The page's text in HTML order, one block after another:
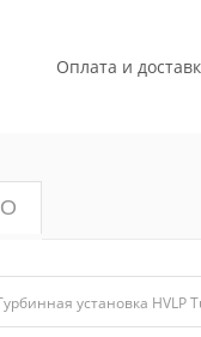
Оплата и
установка HVLP